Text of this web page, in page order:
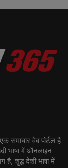
वेब पोर्टल है
भाषा में ऑनलाइन
है, शुद्ध देशी भाषा में